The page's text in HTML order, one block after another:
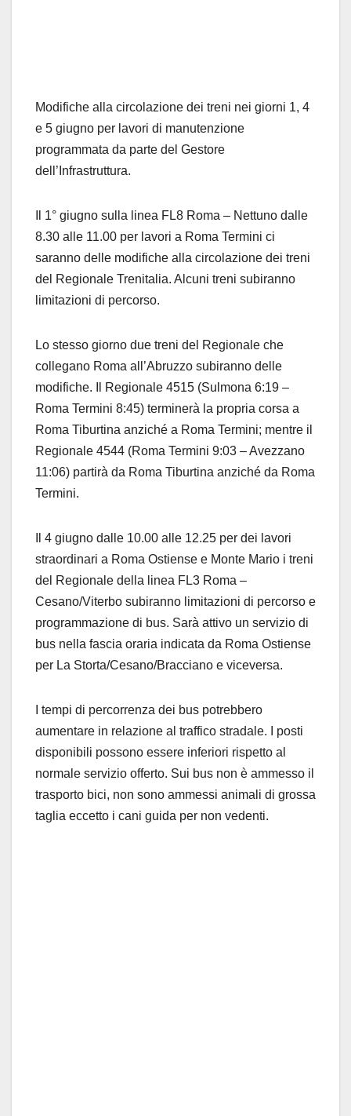
Modifiche alla circolazione dei treni nei giorni 1, 4
e 5 giugno per lavori di manutenzione
programmata da parte del Gestore
dell’Infrastruttura.
Il 1° giugno sulla linea FL8 Roma – Nettuno dalle
8.30 alle 11.00 per lavori a Roma Termini ci
saranno delle modifiche alla circolazione dei treni
del Regionale Trenitalia. Alcuni treni subiranno
limitazioni di percorso.
Lo stesso giorno due treni del Regionale che
collegano Roma all’Abruzzo subiranno delle
modifiche. Il Regionale 4515 (Sulmona 6:19 –
Roma Termini 8:45) terminerà la propria corsa a
Roma Tiburtina anziché a Roma Termini; mentre il
Regionale 4544 (Roma Termini 9:03 – Avezzano
11:06) partirà da Roma Tiburtina anziché da Roma
Termini.
Il 4 giugno dalle 10.00 alle 12.25 per dei lavori
straordinari a Roma Ostiense e Monte Mario i treni
del Regionale della linea FL3 Roma –
Cesano/Viterbo subiranno limitazioni di percorso e
programmazione di bus. Sarà attivo un servizio di
bus nella fascia oraria indicata da Roma Ostiense
per La Storta/Cesano/Bracciano e viceversa.
I tempi di percorrenza dei bus potrebbero
aumentare in relazione al traffico stradale. I posti
disponibili possono essere inferiori rispetto al
normale servizio offerto. Sui bus non è ammesso il
trasporto bici, non sono ammessi animali di grossa
taglia eccetto i cani guida per non vedenti.